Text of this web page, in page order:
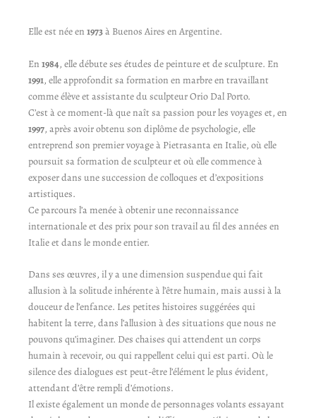
Elle est née en 1973à Buenos Aires en Argentine.
En 1984, elle débute ses études de peinture et de sculpture. En
1991, elle approfondit sa formation en marbre en travaillant
comme élève et assistante du sculpteur Orio Dal Porto.
C’est à ce moment-là que naît sa passion pour les voyages et, en
1997, après avoir obtenu son diplôme de psychologie, elle
entreprend son premier voyage à Pietrasanta en Italie, où elle
poursuit sa formation de sculpteur et où elle commence à
exposer dans une succession de colloques et d’expositions
artistiques.
Ce parcours l’a menée à obtenir une reconnaissance
internationale et des prix pour son travail au fil des années en
Italie et dans le monde entier.
Dans ses œuvres, il y a une dimension suspendue qui fait
allusion à la solitude inhérente à l’être humain, mais aussi à la
douceur de l’enfance. Les petites histoires suggérées qui
habitent la terre, dans l’allusion à des situations que nous ne
pouvons qu’imaginer. Des chaises qui attendent un corps
humain à recevoir, ou qui rappellent celui qui est parti. Où le
silence des dialogues est peut-être l’élément le plus évident,
attendant d’être rempli d’émotions.
Il existe également un monde de personnages volants essayant